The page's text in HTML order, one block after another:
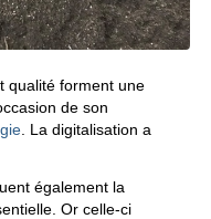
qualité forment une
de son
. La digitalisation a
également la
Or celle-ci